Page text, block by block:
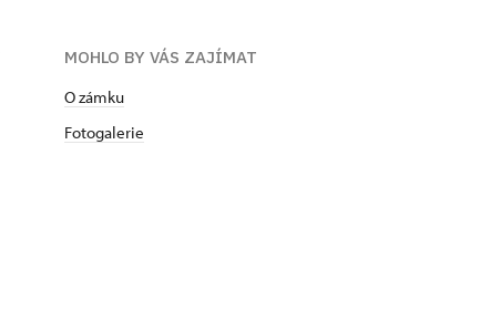
MOHLO BY VÁS ZAJÍMAT
O zámku
Fotogalerie